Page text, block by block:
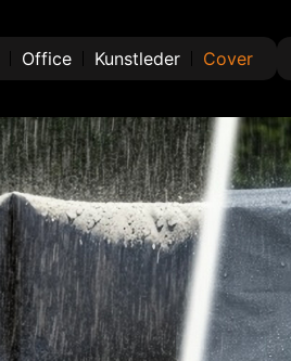
Office Kunstleder Cover